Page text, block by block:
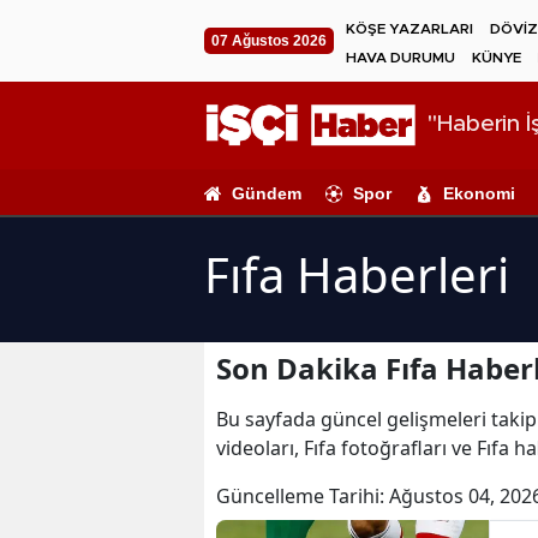
07 Ağustos 2026
KÖŞE YAZARLARI
HAVA DURUMU
KÜNYE
"Haberin
Gündem Spor Ekonomi
Fıfa Haberleri
Son Dakika Fıfa
Bu sayfada güncel gelişmeleri
videoları, Fıfa fotoğrafları ve Fıfa
Güncelleme Tarihi: Ağustos 04,